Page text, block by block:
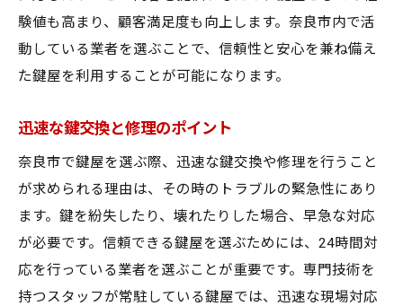
験値も高まり、顧客満足度も向上します。奈良市内で活
動している業者を選ぶことで、信頼性と安心を兼ね備え
た鍵屋を利用することが可能になります。
迅速な鍵交換と修理のポイント
奈良市で鍵屋を選ぶ際、迅速な鍵交換や修理を行うこと
が求められる理由は、その時のトラブルの緊急性にあり
ます。鍵を紛失したり、壊れたりした場合、早急な対応
が必要です。信頼できる鍵屋を選ぶためには、24時間対
応を行っている業者を選ぶことが重要です。専門技術を
持つスタッフが常駐している鍵屋では、迅速な現場対応